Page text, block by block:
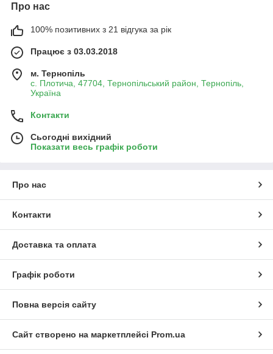
Про нас
100% позитивних з 21 відгука за рік
Працює з 03.03.2018
м. Тернопіль
с. Плотича, 47704, Тернопільський район, Тернопіль,
Україна
Контакти
Сьогодні вихідний
Показати весь графік роботи
Про нас
Контакти
Доставка та оплата
Графік роботи
Повна версія сайту
Сайт створено на маркетплейсі Prom.ua